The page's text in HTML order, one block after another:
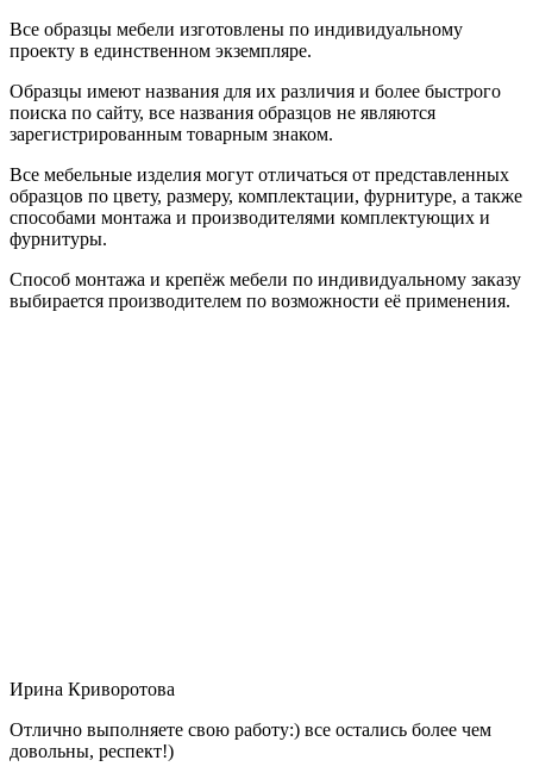
Все образцы мебели изготовлены по индивидуальному
проекту в единственном экземпляре.
Образцы имеют названия для их различия и более быстрого
поиска по сайту, все названия образцов не являются
зарегистрированным товарным знаком.
Все мебельные изделия могут отличаться от представленных
образцов по цвету, размеру, комплектации, фурнитуре, а также
способами монтажа и производителями комплектующих и
фурнитуры.
Способ монтажа и крепёж мебели по индивидуальному заказу
выбирается производителем по возможности её применения.
Ирина Криворотова
Отлично выполняете свою работу:) все остались более чем
довольны, респект!)